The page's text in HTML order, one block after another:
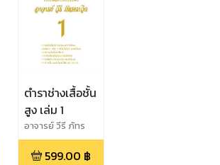
ตำราช่างเสื้อชั้น
สูง เล่ม 1
อาจารย์ วีรี ภัทร
นาวิก
599.00 ฿